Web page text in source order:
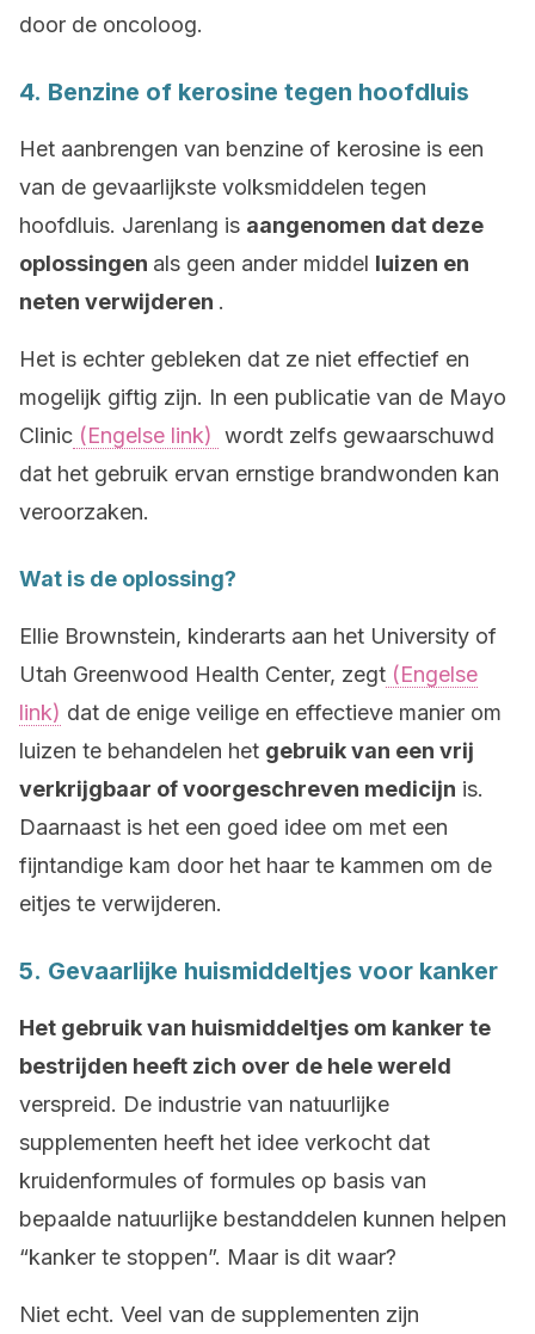
door de oncoloog.
4. Benzine of kerosine tegen hoofdluis
Het aanbrengen van benzine of kerosine is een
van de gevaarlijkste volksmiddelen tegen
hoofdluis. Jarenlang is aangenomen dat deze
oplossingen als geen ander middel luizen en
neten verwijderen .
Het is echter gebleken dat ze niet effectief en
mogelijk giftig zijn. In een publicatie van de Mayo
Clinic (Engelse link) wordt zelfs gewaarschuwd
dat het gebruik ervan ernstige brandwonden kan
veroorzaken.
Wat is de oplossing?
Ellie Brownstein, kinderarts aan het University of
Utah Greenwood Health Center, zegt (Engelse
link) dat de enige veilige en effectieve manier om
luizen te behandelen het gebruik van een vrij
verkrijgbaar of voorgeschreven medicijn is.
Daarnaast is het een goed idee om met een
fijntandige kam door het haar te kammen om de
eitjes te verwijderen.
5. Gevaarlijke huismiddeltjes voor kanker
Het gebruik van huismiddeltjes om kanker te
bestrijden heeft zich over de hele wereld
verspreid. De industrie van natuurlijke
supplementen heeft het idee verkocht dat
kruidenformules of formules op basis van
bepaalde natuurlijke bestanddelen kunnen helpen
“kanker te stoppen”. Maar is dit waar?
Niet echt. Veel van de supplementen zijn